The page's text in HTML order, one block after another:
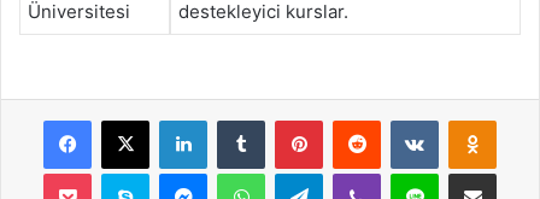
Üniversitesi
destekleyici kurslar.
Facebook
X LinkedInTumblr PinterestReddit VKontakte
Pocket Skype MessengerWhatsAppTelegramViber Line E-Posta ile